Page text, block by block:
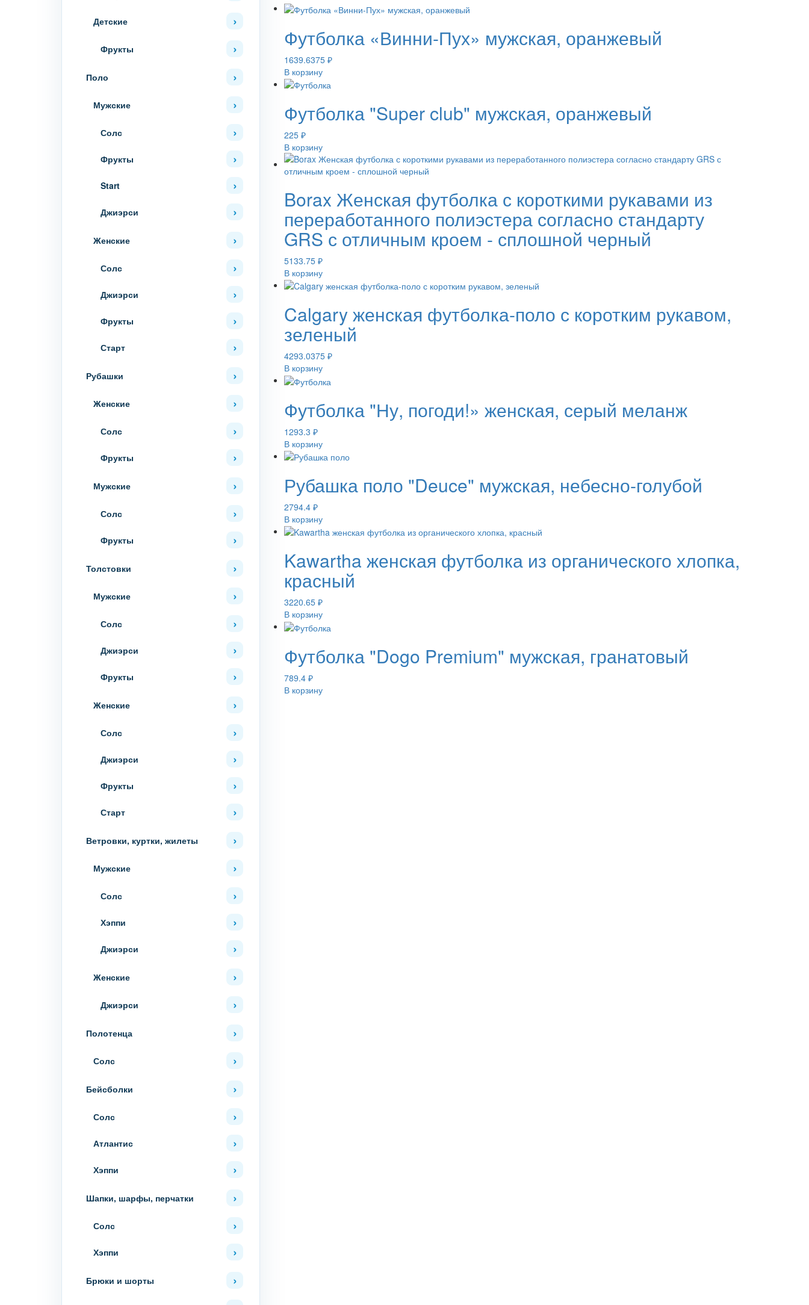
Детские
Фрукты
Поло
Мужские
Солс
Фрукты
Start
Джиэрси
Женские
Солс
Джиэрси
Фрукты
Старт
Рубашки
Женские
Солс
Фрукты
Мужские
Солс
Фрукты
Толстовки
Мужские
Солс
Джиэрси
Фрукты
Женские
Солс
Джиэрси
Фрукты
Старт
Ветровки, куртки, жилеты
Мужские
Солс
Хэппи
Джиэрси
Женские
Джиэрси
Полотенца
Солс
Бейсболки
Солс
Атлантис
Хэппи
Шапки, шарфы, перчатки
Солс
Хэппи
Брюки и шорты
Футболка «Винни-Пух» мужская, оранжевый
1639.6375 ₽
В корзину
Футболка "Super club" мужская, оранжевый
225 ₽
В корзину
Borax Женская футболка с короткими рукавами из
переработанного полиэстера согласно стандарту
GRS с отличным кроем - сплошной черный
5133.75 ₽
В корзину
Calgary женская футболка-поло с коротким рукавом,
зеленый
4293.0375 ₽
В корзину
Футболка "Ну, погоди!» женская, серый меланж
1293.3 ₽
В корзину
Рубашка поло "Deuce" мужская, небесно-голубой
2794.4 ₽
В корзину
Kawartha женская футболка из органического хлопка,
красный
3220.65 ₽
В корзину
Футболка "Dogo Premium" мужская, гранатовый
789.4 ₽
В корзину